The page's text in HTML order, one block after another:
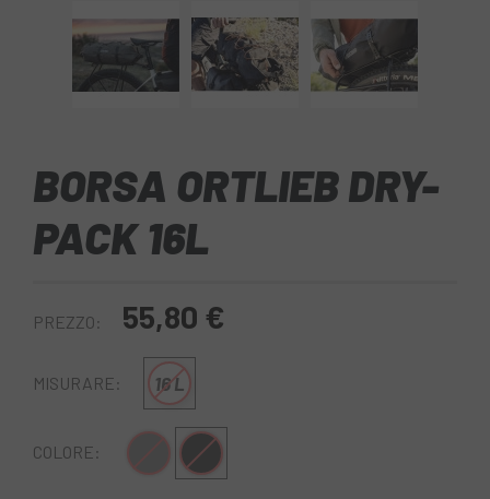
BORSA ORTLIEB DRY-
PACK 16L
PREZZO: 55,80 €
MISURARE: 16 L
COLORE: nero opaco